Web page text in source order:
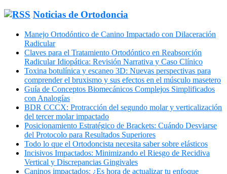
Noticias de Ortodoncia
Manejo Ortodóntico de Canino Impactado con Dilaceración
Radicular
Claves para el Tratamiento Ortodóntico en Reabsorción
Radicular Idiopática: Revisión Narrativa y Caso Clínico
Toxina botulínica y escaneo 3D: Nuevas perspectivas para
comprender el bruxismo y sus efectos en el músculo masetero
Guía de Conceptos Biomecánicos Complejos Simplificados
con Analogías
BDR CCCX: Protracción del segundo molar y verticalización
del tercer molar impactado
Posicionamiento Estratégico de Brackets: Cuándo Desviarse
del Protocolo para Resultados Superiores
Todo lo que el Ortodoncista necesita saber sobre elásticos
Incisivos Impactados: Minimizando el Riesgo de Recidiva
Vertical y Discrepancias Gingivales
Caninos impactados: ¿Es hora de actualizar tu enfoque